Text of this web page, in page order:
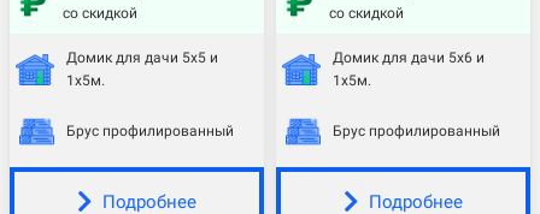
со скидкой
Домик для дачи 5х5 и
1х5м.
Брус профилированный
Подробнее
со скидкой
Домик для дачи 5х6 и
1х5м.
Брус профилированный
Подробнее